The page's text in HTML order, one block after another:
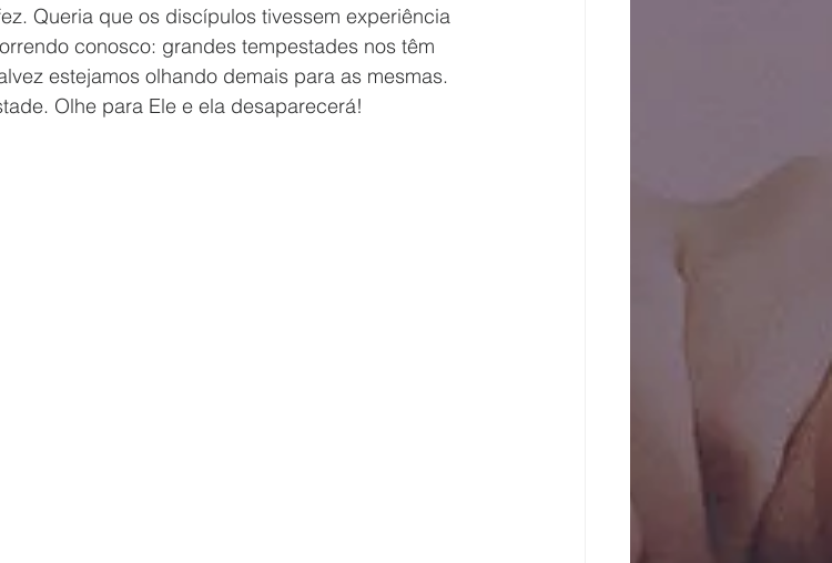
Queria que os discípulos tivessem experiência
conosco: grandes tempestades nos têm
estejamos olhando demais para as mesmas.
Olhe para Ele e ela desaparecerá!